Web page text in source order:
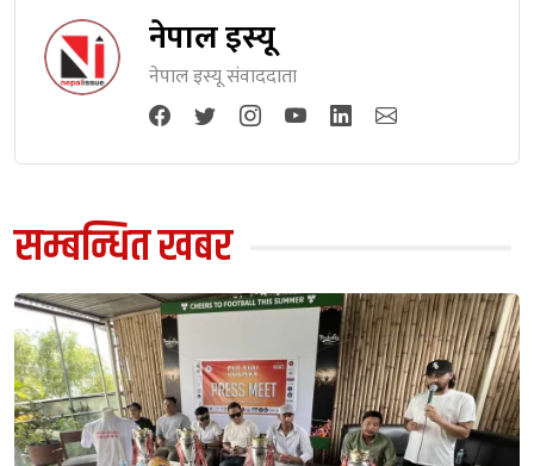
नेपाल इस्यू
नेपाल इस्यू संवाददाता
सम्बन्धित खबर